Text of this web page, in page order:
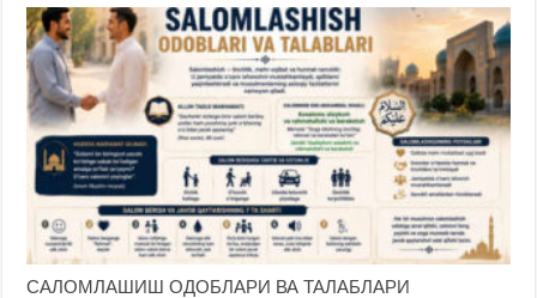
САЛОМЛАШИШ ОДОБЛАРИ ВА ТАЛАБЛАРИ